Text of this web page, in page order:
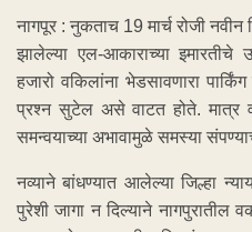
नागपूर : नुकताच 19 मार्च रोजी नवीन
झालेल्या एल-आकाराच्या इमारतीचे
हजारो वकिलांना भेडसावणारा
प्रश्न सुटेल असे वाटत होते. मात्र
समन्वयाच्या अभावामुळे समस्या
नव्याने बांधण्यात आलेल्या जिल्हा
पुरेशी जागा न दिल्याने नागपुरातील